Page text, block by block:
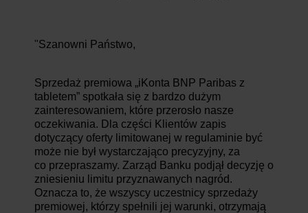
"Szanowni Państwo,
Sprzedaż premiowa „iKonta BNP Paribas z
tabletem” spotkała się z bardzo dużym
zainteresowaniem, które przerosło nasze
oczekiwania. Dla części Klientów zapis
dotyczący oferty limitowanej w regulaminie być
może nie był wystarczająco precyzyjny, za
co przepraszamy. Zarząd Banku podjął decyzję o
zniesieniu limitu przyznawanych nagród.
Oznacza to, że wszyscy uczestnicy sprzedaży
premiowej, którzy spełnili jej warunki, otrzymają